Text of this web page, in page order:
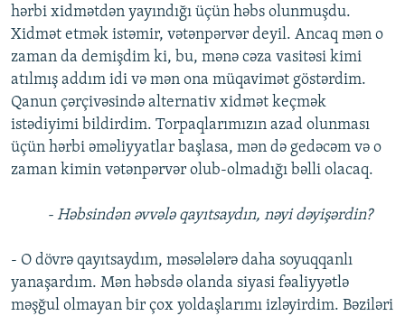
hərbi xidmətdən yayındığı üçün həbs olunmuşdu.
Xidmət etmək istəmir, vətənpərvər deyil. Ancaq mən o
zaman da demişdim ki, bu, mənə cəza vasitəsi kimi
atılmış addım idi və mən ona müqavimət göstərdim.
Qanun çərçivəsində alternativ xidmət keçmək
istədiyimi bildirdim. Torpaqlarımızın azad olunması
üçün hərbi əməliyyatlar başlasa, mən də gedəcəm və o
zaman kimin vətənpərvər olub-olmadığı bəlli olacaq.
- Həbsindən əvvələ qayıtsaydın, nəyi dəyişərdin?
- O dövrə qayıtsaydım, məsələlərə daha soyuqqanlı
yanaşardım. Mən həbsdə olanda siyasi fəaliyyətlə
məşğul olmayan bir çox yoldaşlarımı izləyirdim. Bəziləri